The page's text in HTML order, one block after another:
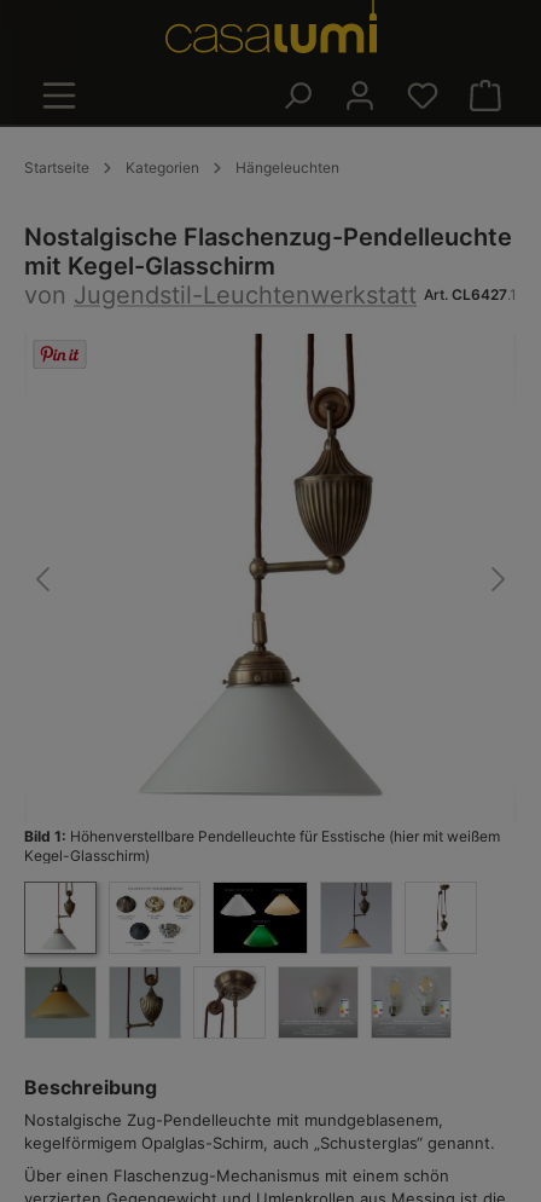
Startseite Kategorien Hängeleuchten
Nostalgische Flaschenzug-Pendelleuchte
mit Kegel-Glasschirm
von Jugendstil-Leuchtenwerkstatt Art. CL6427.1
Bildergalerie überspringen
Bild 1: Höhenverstellbare Pendelleuchte für Esstische (hier mit weißem
Kegel-Glasschirm)
Beschreibung
Nostalgische Zug-Pendelleuchte mit mundgeblasenem,
kegelförmigem Opalglas-Schirm, auch „Schusterglas“ genannt.
Über einen Flaschenzug-Mechanismus mit einem schön